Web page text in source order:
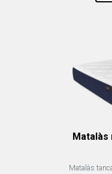
Matalàs
Matalàs